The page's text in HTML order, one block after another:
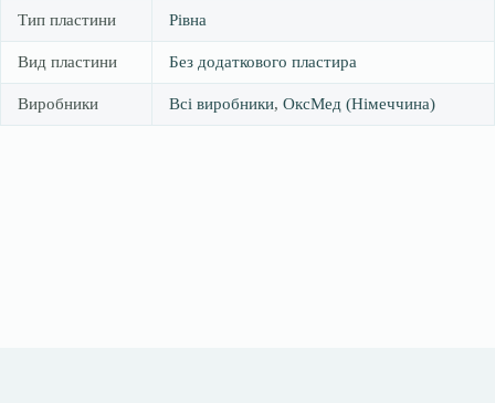
Тип пластини Рівна
Вид пластини Без додаткового пластира
Виробники Всі виробники, ОксМед (Німеччина)